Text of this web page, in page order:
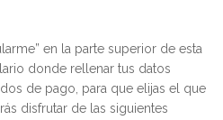
en la parte superior de esta
donde rellenar tus datos
de pago, para que elijas el que
disfrutar de las siguientes